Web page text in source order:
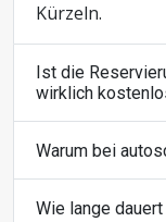
Kürzeln.
Ist die
wirklich
Warum bei
Wie lange